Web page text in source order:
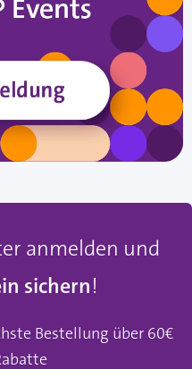
anmelden und
sichern!
Bestellung über 60€